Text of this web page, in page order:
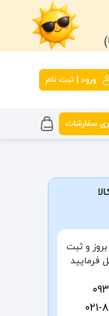
ورود | ثبت نام
سفارشات
و ثبت
021-